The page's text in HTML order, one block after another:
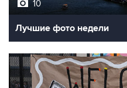
10
Лучшие фото недели